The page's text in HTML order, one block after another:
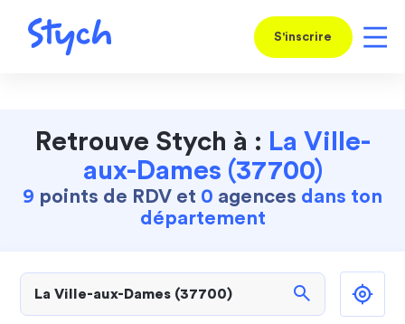
S'inscrire
Retrouve Stych à : La Ville-
aux-Dames (37700)
9 points de RDV et 0 agences dans ton
département
search